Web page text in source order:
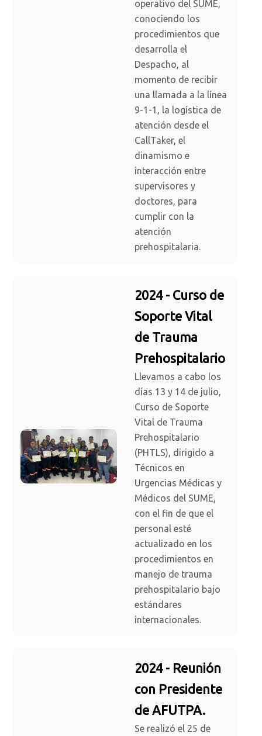
operativo del SUME,
conociendo los
procedimientos que
desarrolla el
Despacho, al
momento de recibir
una llamada a la línea
9-1-1, la logística de
atención desde el
CallTaker, el
dinamismo e
interacción entre
supervisores y
doctores, para
cumplir con la
atención
prehospitalaria.
2024 - Curso de
Soporte Vital
de Trauma
Prehospitalario
Llevamos a cabo los
días 13 y 14 de julio,
Curso de Soporte
Vital de Trauma
Prehospitalario
(PHTLS), dirigido a
Técnicos en
Urgencias Médicas y
Médicos del SUME,
con el fin de que el
personal esté
actualizado en los
procedimientos en
manejo de trauma
prehospitalario bajo
estándares
internacionales.
2024 - Reunión
con Presidente
de AFUTPA.
Se realizó el 25 de